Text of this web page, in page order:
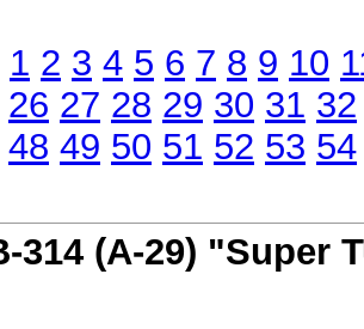
1 2 3 4 5 6 7 8 9 10
26 27 28 29 30 31 32
48 49 50 51 52 53 54
314 (A-29) "Super